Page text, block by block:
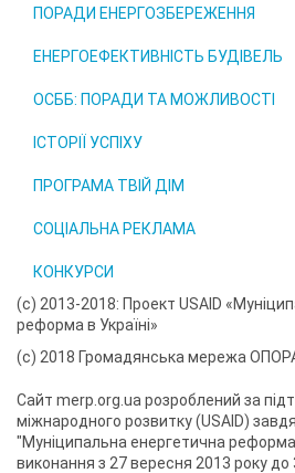
ПОРАДИ ЕНЕРГОЗБЕРЕЖЕННЯ
ЕНЕРГОЕФЕКТИВНІСТЬ БУДІВЕЛЬ
ОСББ: ПОРАДИ ТА МОЖЛИВОСТІ
ІСТОРІЇ УСПІХУ
ПРОГРАМА ТВІЙ ДІМ
СОЦІАЛЬНА РЕКЛАМА
КОНКУРСИ
(с) 2013-2018: Проект USAID
реформа в Україні»
(с) 2018 Громадянська мережа
Сайт merp.org.ua розроблений за
міжнародного розвитку (USAID)
"Муніципальна енергетична реформа
виконання з 27 вересня 2013 року до